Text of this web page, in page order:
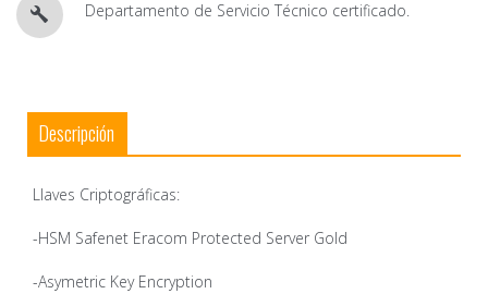
Departamento de Servicio Técnico certificado.
Descripción
Llaves Criptográficas:
-HSM Safenet Eracom Protected Server Gold
-Asymetric Key Encryption